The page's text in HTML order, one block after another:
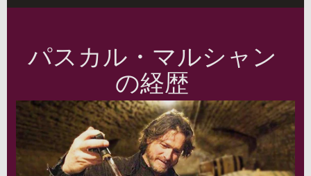
パスカル・マルシャン
の経歴